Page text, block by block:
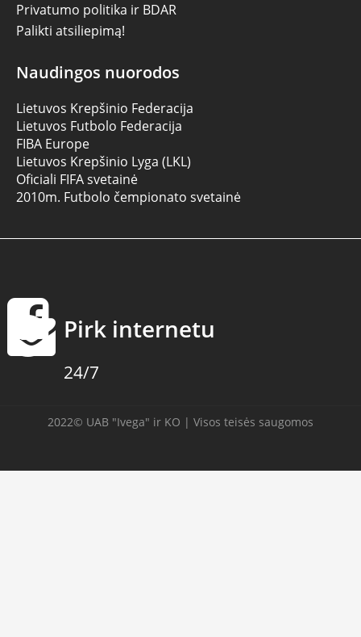
Privatumo politika ir BDAR
Palikti atsiliepimą!
Naudingos nuorodos
Lietuvos Krepšinio Federacija
Lietuvos Futbolo Federacija
FIBA Europe
Lietuvos Krepšinio Lyga (LKL)
Oficiali FIFA svetainė
2010m. Futbolo čempionato svetainė
Pirk internetu
24/7
2022© UAB "Ivega" ir KO | Visos teisės saugomos